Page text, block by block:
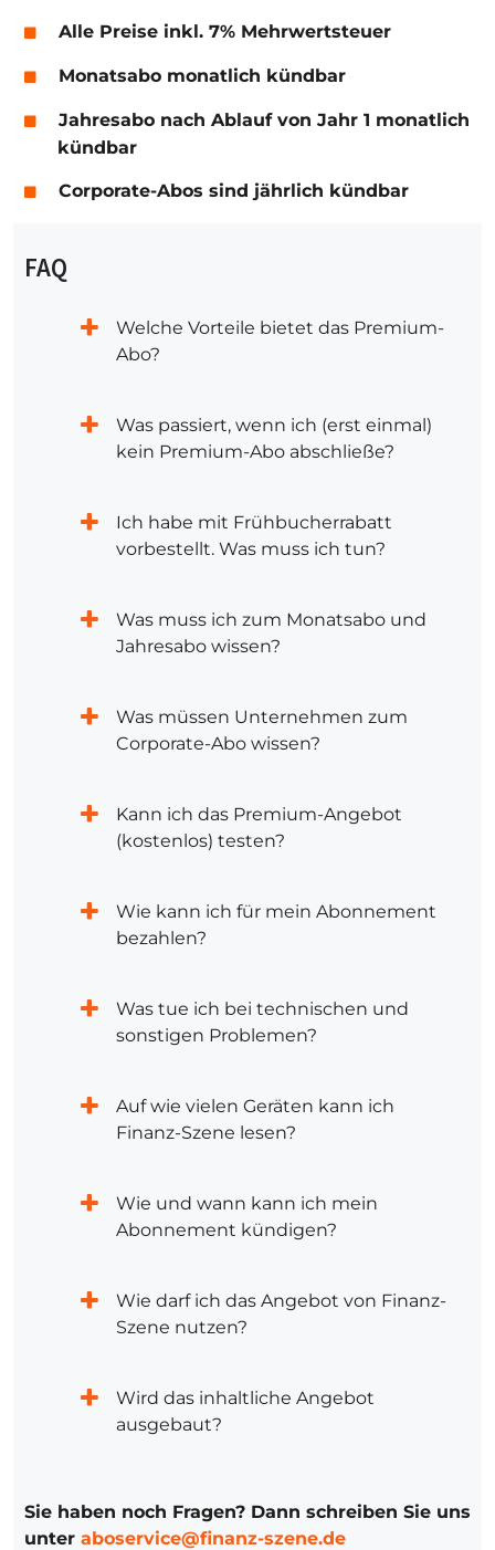
Alle Preise inkl. 7% Mehrwertsteuer
Monatsabo monatlich kündbar
Jahresabo nach Ablauf von Jahr 1 monatlich
kündbar
Corporate-Abos sind jährlich kündbar
FAQ
Welche Vorteile bietet das Premium-
Abo?
Was passiert, wenn ich (erst einmal)
kein Premium-Abo abschließe?
Ich habe mit Frühbucherrabatt
vorbestellt. Was muss ich tun?
Was muss ich zum Monatsabo und
Jahresabo wissen?
Was müssen Unternehmen zum
Corporate-Abo wissen?
Kann ich das Premium-Angebot
(kostenlos) testen?
Wie kann ich für mein Abonnement
bezahlen?
Was tue ich bei technischen und
sonstigen Problemen?
Auf wie vielen Geräten kann ich
Finanz-Szene lesen?
Wie und wann kann ich mein
Abonnement kündigen?
Wie darf ich das Angebot von Finanz-
Szene nutzen?
Wird das inhaltliche Angebot
ausgebaut?
Sie haben noch Fragen? Dann schreiben Sie uns
unter aboservice@finanz-szene.de